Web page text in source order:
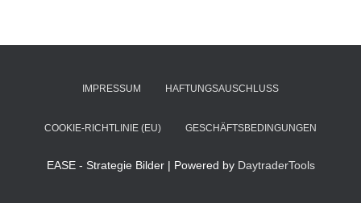
IMPRESSUM HAFTUNGSAUSCHLUSS
COOKIE-RICHTLINIE (EU) GESCHÄFTSBEDINGUNGEN
EASE - Strategie Bilder | Powered by DaytraderTools